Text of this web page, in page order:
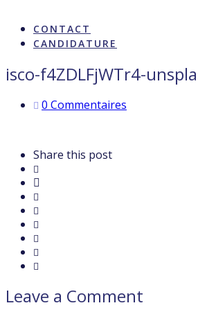
CONTACT
CANDIDATURE
isco-f4ZDLFjWTr4-
0 Commentaires
Share this post
Leave a Comment